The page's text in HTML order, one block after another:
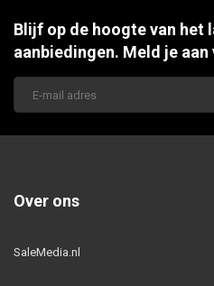
Blijf op de hoogte van het
aanbiedingen. Meld je
Over ons
SaleMedia.nl